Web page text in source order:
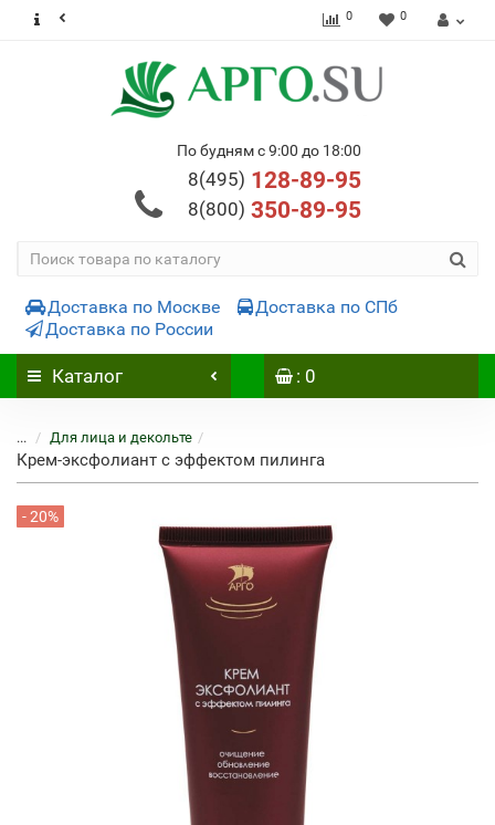
0 0
По будням с 9:00 до 18:00
8(495) 128-89-95
8(800) 350-89-95
Доставка по Москве
Доставка по СПб
Доставка по России
Каталог : 0
... Для лица и декольте
Крем-эксфолиант с эффектом пилинга
- 20%